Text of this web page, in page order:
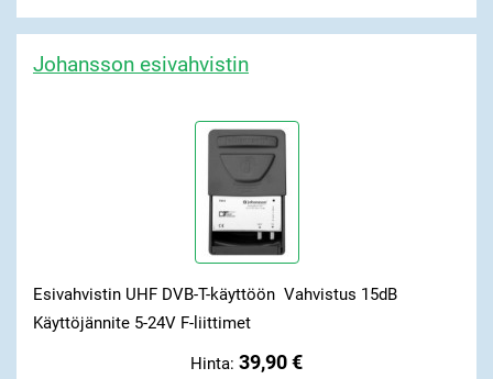
Johansson esivahvistin
Esivahvistin UHF DVB-T-käyttöön Vahvistus 15dB
Käyttöjännite 5-24V F-liittimet
Hinta: 39,90 €